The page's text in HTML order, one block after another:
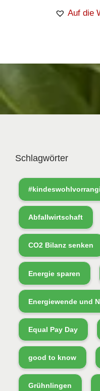
Auf die
Schlagwörter
Abfallwirtschaft
CO2 Bilanz senken
Energie sparen
Energiewende und
Equal Pay Day
good to know
Grühnlingen